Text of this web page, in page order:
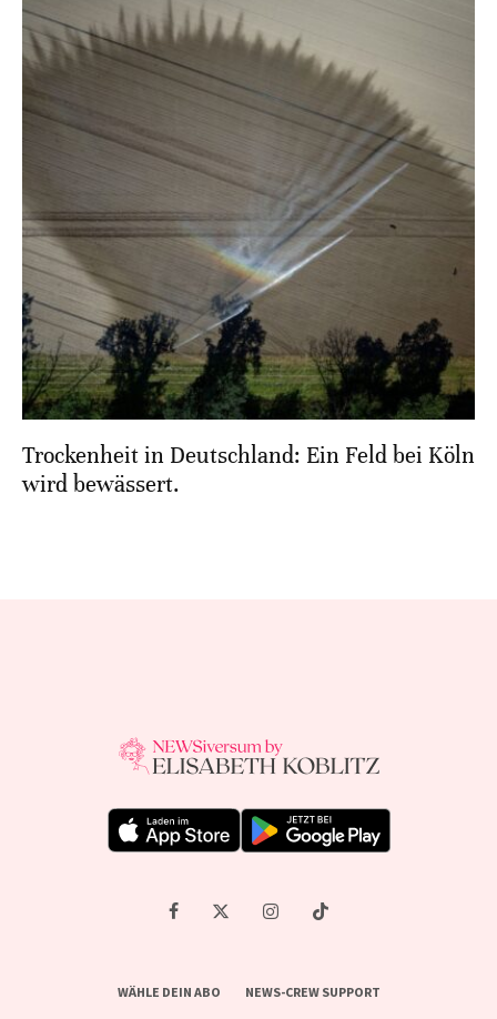
Trockenheit in Deutschland: Ein Feld bei Köln
wird bewässert.
WÄHLE DEIN ABO NEWS-CREW SUPPORT